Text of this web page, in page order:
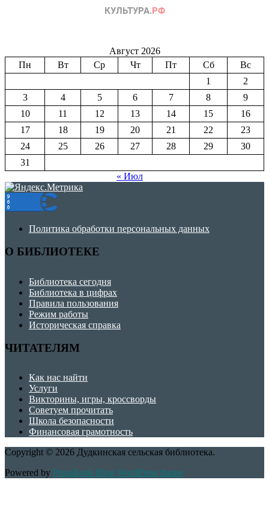
Август 2026
Пн
Вт Ср Чт Пт Сб
Вс
1
2
3
4 5 6 7 8
9
10
11 12 13 14 15
16
17
18 19 20 21 22
23
24
25 26 27 28 29
30
31
« Июл
Политика обработки персональных данных
О БИБЛИОТЕКЕ
Библиотека сегодня
Библиотека в цифрах
Правила пользования
Режим работы
Историческая справка
ЧИТАТЕЛЯМ
Как нас найти
Услуги
Викторины, игры, кроссворды
Советуем прочитать
Школа безопасности
Финансовая грамотность
Copyright © 2026 Дудкинская сельская библиотека.
Powered by PressBook Blog WordPress theme